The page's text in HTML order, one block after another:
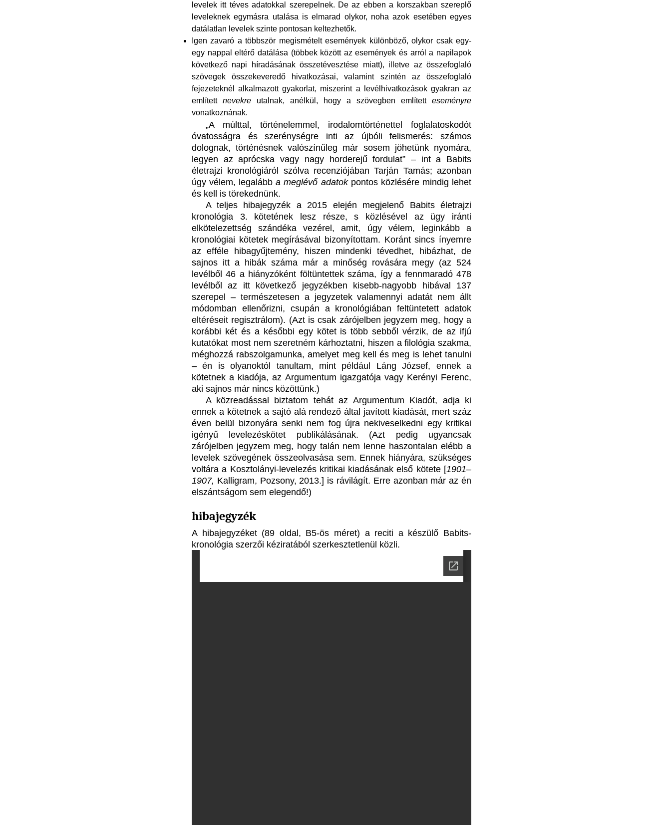
levelek itt téves adatokkal szerepelnek. De az ebben a korszakban szereplő
leveleknek egymásra utalása is elmarad olykor, noha azok esetében egyes
datálatlan levelek szinte pontosan keltezhetők.
Igen zavaró a többször megismételt események különböző, olykor csak egy-
egy nappal eltérő datálása (többek között az események és arról a napilapok
következő napi híradásának összetévesztése miatt), illetve az összefoglaló
szövegek összekeveredő hivatkozásai, valamint szintén az összefoglaló
fejezeteknél alkalmazott gyakorlat, miszerint a levélhivatkozások gyakran az
említett nevekre utalnak, anélkül, hogy a szövegben említett eseményre
vonatkoznának.
„A múlttal, történelemmel, irodalomtörténettel foglalatoskodót
óvatosságra és szerénységre inti az újbóli felismerés: számos
dolognak, történésnek valószínűleg már sosem jöhetünk nyomára,
legyen az aprócska vagy nagy horderejű fordulat” – int a Babits
életrajzi kronológiáról szólva recenziójában Tarján Tamás; azonban
úgy vélem, legalábba meglévő adatokpontos közlésére mindig lehet
és kell is törekednünk.
A teljes hibajegyzék a 2015 elején megjelenő Babits életrajzi
kronológia 3. kötetének lesz része, s közlésével az ügy iránti
elkötelezettség szándéka vezérel, amit, úgy vélem, leginkább a
kronológiai kötetek megírásával bizonyítottam. Koránt sincs ínyemre
az efféle hibagyűjtemény, hiszen mindenki tévedhet, hibázhat, de
sajnos itt a hibák száma már a minőség rovására megy (az 524
levélből 46 a hiányzóként föltüntettek száma, így a fennmaradó 478
levélből az itt következő jegyzékben kisebb-nagyobb hibával 137
szerepel – természetesen a jegyzetek valamennyi adatát nem állt
módomban ellenőrizni, csupán a kronológiában feltüntetett adatok
eltéréseit regisztrálom). (Azt is csak zárójelben jegyzem meg, hogy a
korábbi két és a későbbi egy kötet is több sebből vérzik, de az ifjú
kutatókat most nem szeretném kárhoztatni, hiszen a filológia szakma,
méghozzá rabszolgamunka, amelyet meg kell és meg is lehet tanulni
– én is olyanoktól tanultam, mint például Láng József, ennek a
kötetnek a kiadója, az Argumentum igazgatója vagy Kerényi Ferenc,
aki sajnos már nincs közöttünk.)
A közreadással biztatom tehát az Argumentum Kiadót, adja ki
ennek a kötetnek a sajtó alá rendező által javított kiadását, mert száz
éven belül bizonyára senki nem fog újra nekiveselkedni egy kritikai
igényű levelezéskötet publikálásának. (Azt pedig ugyancsak
zárójelben jegyzem meg, hogy talán nem lenne haszontalan elébb a
levelek szövegének összeolvasása sem. Ennek hiányára, szükséges
voltára a Kosztolányi-levelezés kritikai kiadásának első kötete [1901–
1907, Kalligram, Pozsony, 2013.] is rávilágít. Erre azonban már az én
elszántságom sem elegendő!)
hibajegyzék
A hibajegyzéket (89 oldal, B5-ös méret) a reciti a készülő Babits-
kronológia szerzői kéziratából szerkesztetlenül közli.